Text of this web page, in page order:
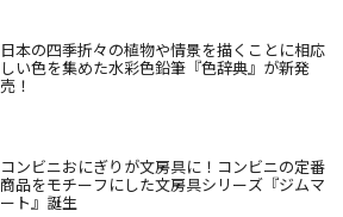
日本の四季折々の植物や情景を描くことに相応
しい色を集めた水彩色鉛筆『色辞典』が新発
売！
コンビニおにぎりが文房具に！コンビニの定番
商品をモチーフにした文房具シリーズ『ジムマ
ート』誕生